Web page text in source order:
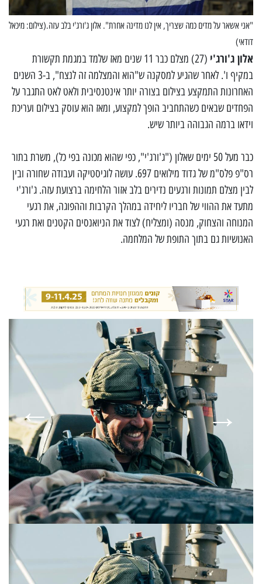
"אני אשאר על מדים כמה שצריך, אין לנו מדינה אחרת". אלון ג'ורג'י בלב עזה.(צילום: מיכאל
דודאי)
אלון ג'ורג'י
(27) מצלם כבר 11 שנים מאז שלמד במגמת תקשורת
במקיף ו'. לאחר שהגיע למסקנה ש"הוא והמצלמה זה לנצח", ב-3 השנים
האחרונות התמקצע בצילום בצורה יותר אינטנסיבית ולאט לאט התגבר על
הפחדים שבאים כשהתחביב הופך למקצוע, ומאז הוא עוסק בצילום ועריכת
וידאו ברמה הגבוהה ביותר שיש.
כבר מעל 50 ימים שאלון ("ג'ורג'י", כפי שהוא מכונה בפי כל), משרת בתור
רס"פ פלס"מ של גדוד מילואים 697. עושה לוגיסטיקה ועבודה שחורה ובין
לבין מצלם תמונות ורגעים נדירים בלב אזור הלחימה ברצועת עזה. ג'ורג'י
מתעד את ההווי של חבריו ליחידה במהלך הקרבות וההפוגה, את רגעי
המנוחה והצחוק, מנסה (ומצליח) לצוד את הניואנסים הקטנים ואת רגעי
האנושיות גם בתוך התופת של המלחמה.